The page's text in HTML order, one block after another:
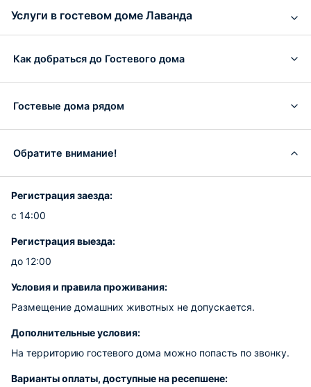
Услуги в гостевом доме Лаванда
Как добраться до Гостевого дома
Гостевые дома рядом
Обратите внимание!
Регистрация заезда:
с 14:00
Регистрация выезда:
до 12:00
Условия и правила проживания:
Размещение домашних животных не допускается.
Дополнительные условия:
На территорию гостевого дома можно попасть по звонку.
Варианты оплаты, доступные на ресепшене: